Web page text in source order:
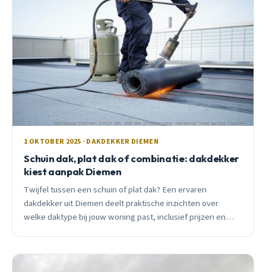
1 OKTOBER 2025 · DAKDEKKER DIEMEN
Schuin dak, plat dak of combinatie: dakdekker
kiest aanpak Diemen
Twijfel tussen een schuin of plat dak? Een ervaren
dakdekker uit Diemen deelt praktische inzichten over
welke daktype bij jouw woning past, inclusief prijzen en